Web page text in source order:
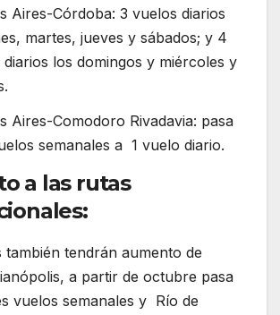
Aires-Córdoba: 3 vuelos diarios
martes, jueves y sábados; y 4
los domingos y miércoles y
Aires-Comodoro Rivadavia: pasa
semanales a 1 vuelo diario.
a las rutas
también tendrán aumento de
a partir de octubre pasa
vuelos semanales y Río de